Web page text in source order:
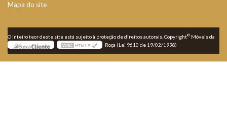
Mapa do site
O inteiro teor deste site está sujeito à proteção de direitos autorais. Copyright© Móveis da
Roça (Lei 9610 de 19/02/1998)